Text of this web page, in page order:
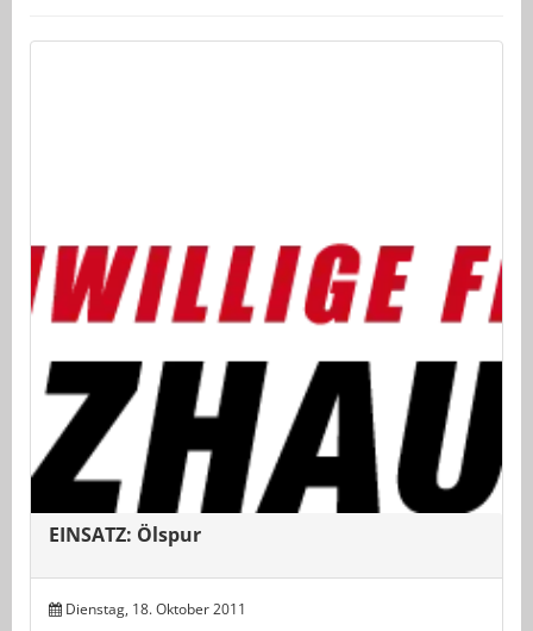
EINSATZ: Ölspur
Dienstag, 18. Oktober 2011